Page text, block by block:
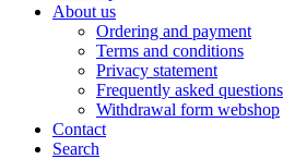
About us
Ordering and payment
Terms and conditions
Privacy statement
Frequently asked questions
Withdrawal form webshop
Contact
Search